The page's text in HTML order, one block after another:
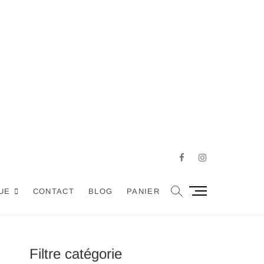
FacebookInstagram
CONTACT BLOG PANIER
M
Filtre catégorie